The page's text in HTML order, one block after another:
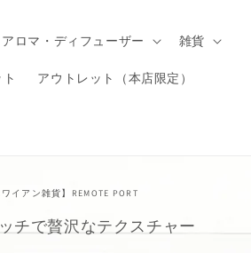
アロマ・ディフューザー 雑貨
アウトレット（本店限定）
ワイアン雑貨】REMOTE PORT
チで贅沢なテクスチャー